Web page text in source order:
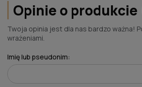
Opinie o produkcie
Twoja opinia jest dla nas bardzo ważna!
wrażeniami.
Imię lub pseudonim: